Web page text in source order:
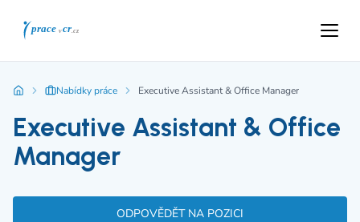
Nabídky práce Executive Assistant & Office Manager
Executive Assistant & Office
Manager
ODPOVĚDĚT NA POZICI